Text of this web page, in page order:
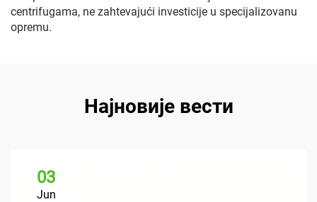
centrifugama, ne zahtevajući investicije u specijalizovanu
opremu.
Најновије вести
03
Jun